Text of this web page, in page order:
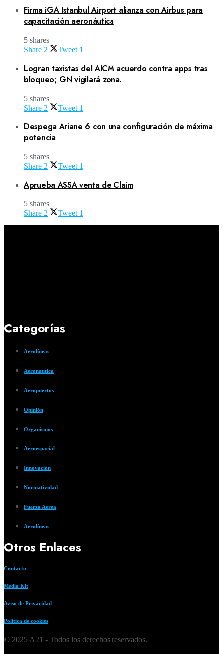
Firma iGA Istanbul Airport alianza con Airbus para
capacitación aeronáutica
5 shares
Share 2 Tweet 1
Logran taxistas del AICM acuerdo contra apps tras
bloqueo; GN vigilará zona.
5 shares
Share 2 Tweet 1
Despega Ariane 6 con una configuración de máxima
potencia
5 shares
Share 2 Tweet 1
Aprueba ASSA venta de Claim
5 shares
Share 2 Tweet 1
Categorías
Aerolíneas
Aeronautica
Aeropuertos
Opinión
Organismos
Aeroespacial
Innovación
Normatividad
Fuerza Aerea
Aerolíneas
Otros Enlaces
Contacto
Media Kit
Aviso de Privacidad
Política de cookies
© 2025 A21 - Todos los derechos reservados.